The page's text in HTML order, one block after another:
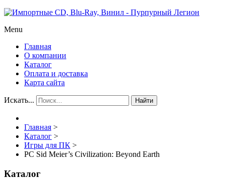
Menu
Главная
О компании
Каталог
Оплата и доставка
Карта сайта
Искать... Найти
Главная >
Каталог >
Игры для ПК >
PC Sid Meier’s Civilization: Beyond Earth
Каталог